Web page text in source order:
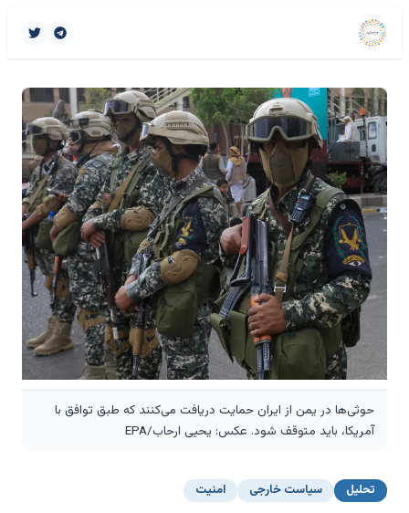
حوثی‌ها در یمن از ایران حمایت دریافت می‌کنند که طبق توافق با
آمریکا، باید متوقف شود. عکس: یحیی ارحاب/EPA
تحلیل سیاست خارجی امنیت